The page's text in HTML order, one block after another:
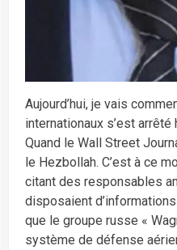
Aujourd’hui, je vais
internationaux s’est arrêté
Quand le Wall Street
le Hezbollah. C’est à ce
citant des responsables
disposaient
que le groupe russe «
système de défense